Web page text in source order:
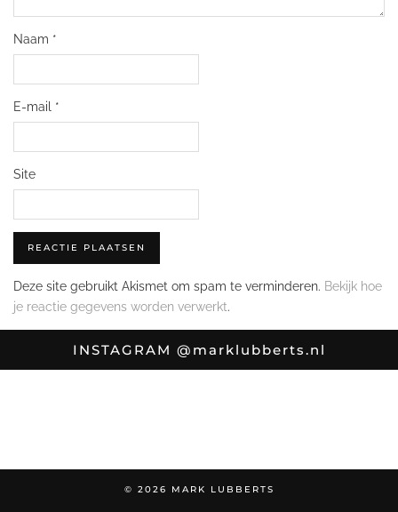
Naam *
E-mail *
Site
Deze site gebruikt Akismet om spam te verminderen. Bekijk hoe
je reactie gegevens worden verwerkt.
INSTAGRAM @marklubberts.nl
© 2026 MARK LUBBERTS